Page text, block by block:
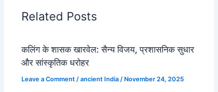
Related Posts
कलिंग के शासक खारवेल: सैन्य विजय, प्रशासनिक सुधार
और सांस्कृतिक धरोहर
Leave a Comment /ancient India / November 24, 2025